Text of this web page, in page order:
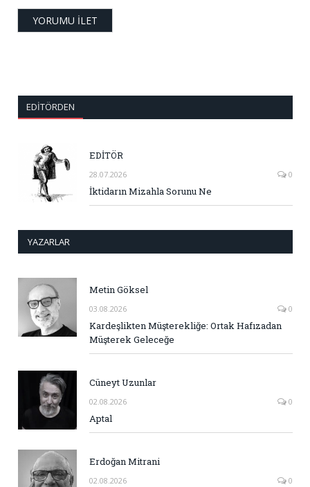
EDITÖRDEN
EDİTÖR
28.07.2026 0
İktidarın Mizahla Sorunu Ne
YAZARLAR
Metin Göksel
03.08.2026 0
Kardeşlikten Müşterekliğe: Ortak Hafızadan
Müşterek Geleceğe
Cüneyt Uzunlar
02.08.2026 0
Aptal
Erdoğan Mitrani
02.08.2026 0